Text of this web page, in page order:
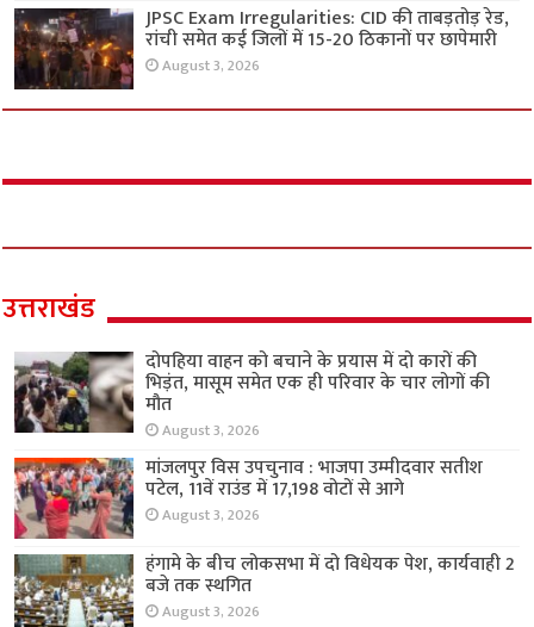
JPSC Exam Irregularities: CID की ताबड़तोड़ रेड,
रांची समेत कई जिलों में 15-20 ठिकानों पर छापेमारी
August 3, 2026
उत्तराखंड
दोपहिया वाहन को बचाने के प्रयास में दो कारों की
भिड़ंत, मासूम समेत एक ही परिवार के चार लोगों की
मौत
August 3, 2026
मांजलपुर विस उपचुनाव : भाजपा उम्मीदवार सतीश
पटेल, 11वें राउंड में 17,198 वोटों से आगे
August 3, 2026
हंगामे के बीच लोकसभा में दो विधेयक पेश, कार्यवाही 2
बजे तक स्थगित
August 3, 2026